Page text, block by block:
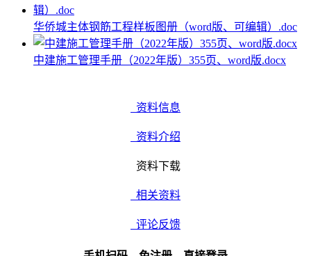
华侨城主体钢筋工程样板图册（word版、可编辑）.doc
中建施工管理手册（2022年版）355页、word版.docx
资料信息
资料介绍
资料下载
相关资料
评论反馈